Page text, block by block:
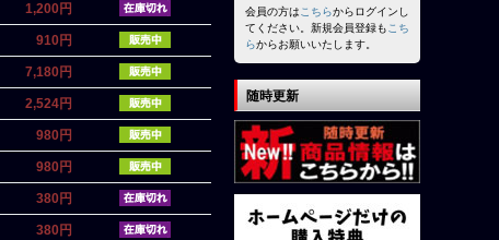
1,200円
910円
7,180円
2,524円
980円
980円
380円
380円
会員の方はこちらからログインし
てください。新規会員登録もこち
らからお願いいたします。
随時更新